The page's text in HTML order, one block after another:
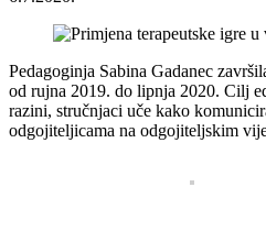
Pedagoginja Sabina Gadanec
od rujna 2019. do lipnja 2020. Cilj
razini, stručnjaci uče kako
odgojiteljicama na odgojiteljskim